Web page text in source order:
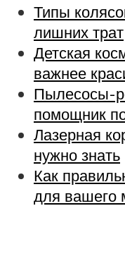
Типы
лишних трат
Детская
важнее
Пылесосы-
помощник
Лазерная
нужно знать
Как
для вашего